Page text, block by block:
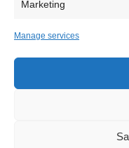
Marketing
Manage services
Sva prava zadržava